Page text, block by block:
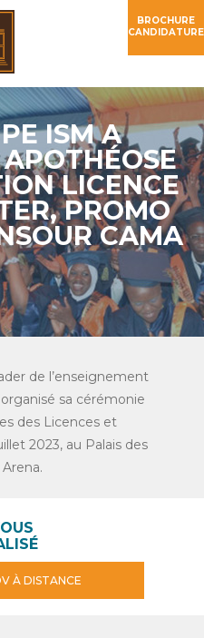
ISM A
LICENCE
PROMO
CAMA
de l’enseignement
sa cérémonie
des Licences et
2023, au Palais des
À DISTANCE
BROCHURE
CANDIDATURE